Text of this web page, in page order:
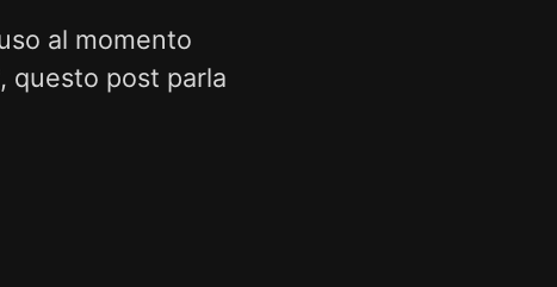
al momento
, questo post parla